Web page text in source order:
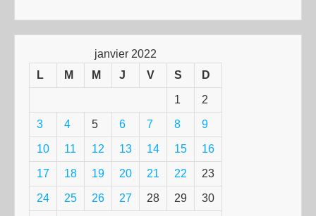
janvier 2022
L
M M J V S D
1 2
3 4 5 6 7 8 9
10 11 12 13 14 15 16
17 18 19 20 21 22 23
24 25 26 27 28 29 30